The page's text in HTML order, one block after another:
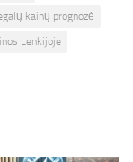
kainų prognozė
Lenkijoje